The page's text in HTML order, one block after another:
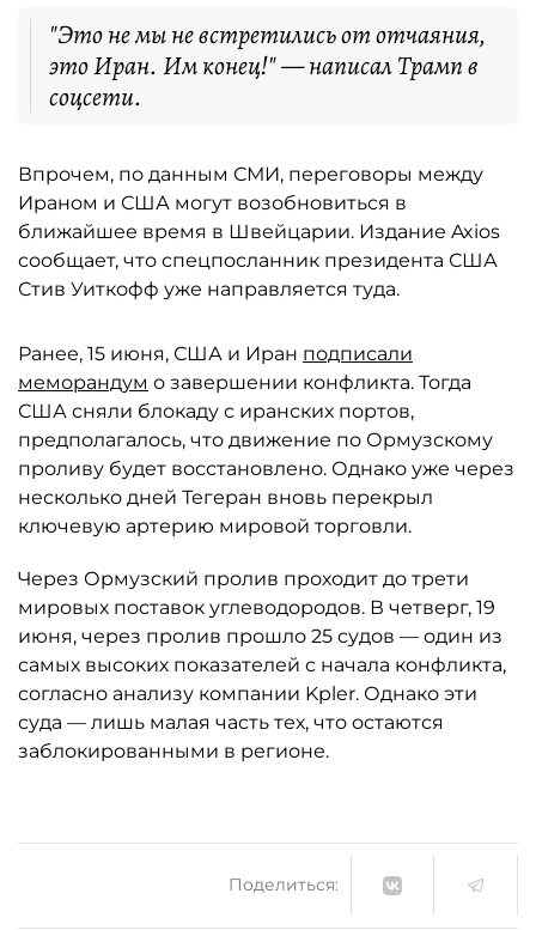
"Это не мы не встретились от отчаяния,
это Иран. Им конец!" — написал Трамп в
соцсети.
Впрочем, по данным СМИ, переговоры между
Ираном и США могут возобновиться в
ближайшее время в Швейцарии. Издание Axios
сообщает, что спецпосланник президента США
Стив Уиткофф уже направляется туда.
Ранее, 15 июня, США и Иран подписали
меморандум о завершении конфликта. Тогда
США сняли блокаду с иранских портов,
предполагалось, что движение по Ормузскому
проливу будет восстановлено. Однако уже через
несколько дней Тегеран вновь перекрыл
ключевую артерию мировой торговли.
Через Ормузский пролив проходит до трети
мировых поставок углеводородов. В четверг, 19
июня, через пролив прошло 25 судов — один из
самых высоких показателей с начала конфликта,
согласно анализу компании Kpler. Однако эти
суда — лишь малая часть тех, что остаются
заблокированными в регионе.
Поделиться: